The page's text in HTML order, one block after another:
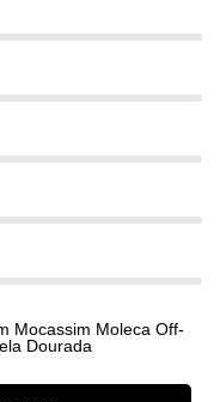
Mocassim Moleca Off-
Dourada